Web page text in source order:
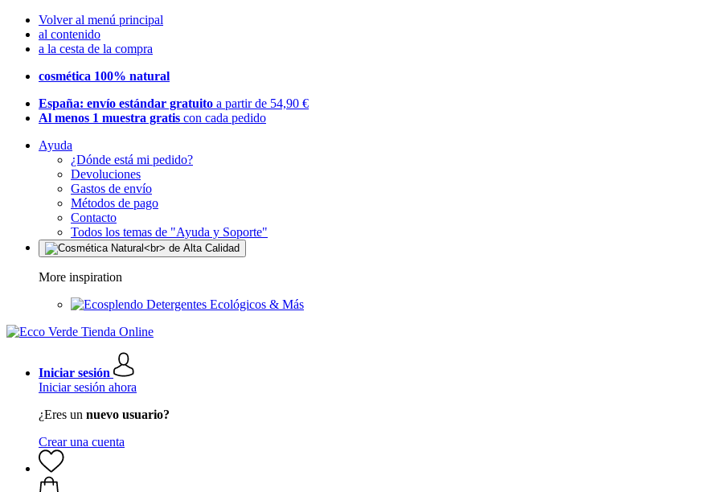
Volver al menú principal
al contenido
a la cesta de la compra
cosmética 100% natural
España: envío estándar gratuito a partir de 54,90 €
Al menos 1 muestra gratis con cada pedido
Ayuda
¿Dónde está mi pedido?
Devoluciones
Gastos de envío
Métodos de pago
Contacto
Todos los temas de "Ayuda y Soporte"
More inspiration
Detergentes Ecológicos & Más
Iniciar sesión
Iniciar sesión ahora
¿Eres un nuevo usuario?
Crear una cuenta